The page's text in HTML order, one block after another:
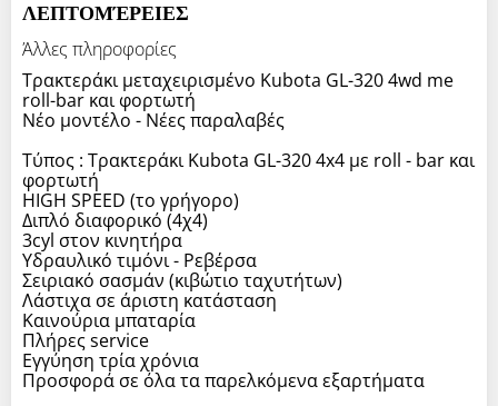
ΛΕΠΤΟΜΈΡΕΙΕΣ
Άλλες πληροφορίες
Τρακτεράκι μεταχειρισμένο Kubota GL-320 4wd me
roll-bar και φορτωτή
Νέο μοντέλο - Νέες παραλαβές
Τύπος : Τρακτεράκι Kubota GL-320 4x4 με roll - bar και
φορτωτή
HIGH SPEED (το γρήγορο)
Διπλό διαφορικό (4χ4)
3cyl στον κινητήρα
Υδραυλικό τιμόνι - Ρεβέρσα
Σειριακό σασμάν (κιβώτιο ταχυτήτων)
Λάστιχα σε άριστη κατάσταση
Καινούρια μπαταρία
Πλήρες service
Εγγύηση τρία χρόνια
Προσφορά σε όλα τα παρελκόμενα εξαρτήματα